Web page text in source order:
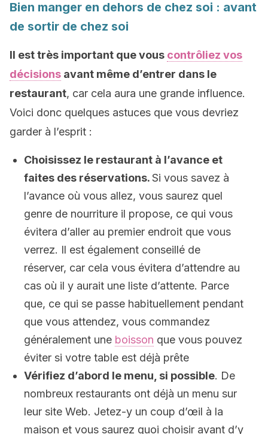
Bien manger en dehors de chez soi : avant
de sortir de chez soi
Il est très important que vous contrôliez vos
décisions avant même d’entrer dans le
restaurant, car cela aura une grande influence.
Voici donc quelques astuces que vous devriez
garder à l’esprit :
Choisissez le restaurant à l’avance et
faites des réservations.Si vous savez à
l’avance où vous allez, vous saurez quel
genre de nourriture il propose, ce qui vous
évitera d’aller au premier endroit que vous
verrez. Il est également conseillé de
réserver, car cela vous évitera d’attendre au
cas où il y aurait une liste d’attente. Parce
que, ce qui se passe habituellement pendant
que vous attendez, vous commandez
généralement une boisson que vous pouvez
éviter si votre table est déjà prête
Vérifiez d’abord le menu, si possible. De
nombreux restaurants ont déjà un menu sur
leur site Web. Jetez-y un coup d’œil à la
maison et vous saurez quoi choisir avant d’y